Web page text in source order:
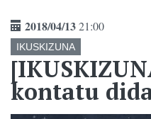
2018/04/1321:00
IKUSKIZUNA
kontatu